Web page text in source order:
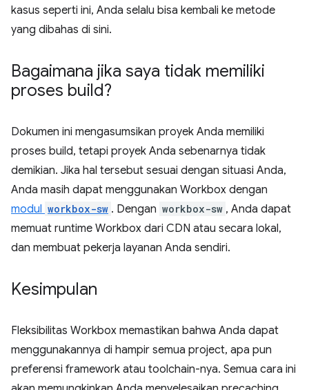
kasus seperti ini, Anda selalu bisa kembali ke metode
yang dibahas di sini.
Bagaimana jika saya tidak memiliki
proses build?
Dokumen ini mengasumsikan proyek Anda memiliki
proses build, tetapi proyek Anda sebenarnya tidak
demikian. Jika hal tersebut sesuai dengan situasi Anda,
Anda masih dapat menggunakan Workbox dengan
modul workbox-sw . Dengan workbox-sw , Anda dapat
memuat runtime Workbox dari CDN atau secara lokal,
dan membuat pekerja layanan Anda sendiri.
Kesimpulan
Fleksibilitas Workbox memastikan bahwa Anda dapat
menggunakannya di hampir semua project, apa pun
preferensi framework atau toolchain-nya. Semua cara ini